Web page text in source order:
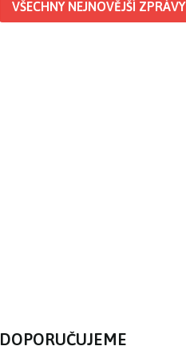
VŠECHNY NEJNOVĚJŠÍ ZPRÁVY
DOPORUČUJEME